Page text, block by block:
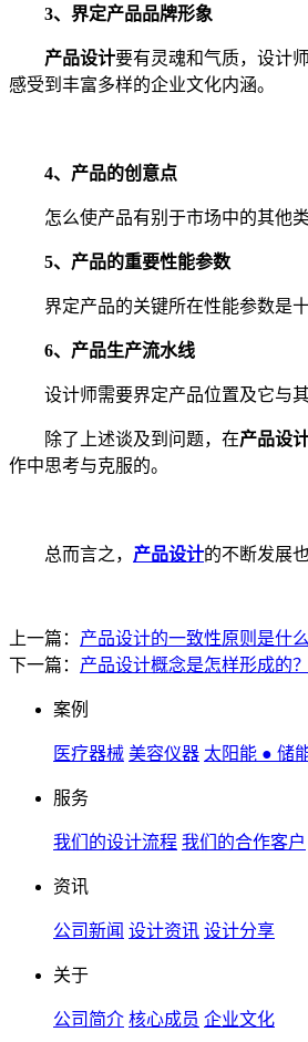
3、界定产品品牌形象
产品设计要有灵魂和气质，设计
感受到丰富多样的企业文化内涵。
4、产品的创意点
怎么使产品有别于市场中的其他类
5、产品的重要性能参数
界定产品的关键所在性能参数是十
6、产品生产流水线
设计师需要界定产品位置及它与其
除了上述谈及到问题，在产品设
作中思考与克服的。
总而言之， 产品设计的不断发展
上一篇： 产品设计的一致性原则是什么
下一篇： 产品设计概念是怎样形成的？
案例
医疗器械 美容仪器 太阳能 ● 储
服务
我们的设计流程 我们的合作客户
资讯
公司新闻 设计资讯 设计分享
关于
公司简介 核心成员 企业文化